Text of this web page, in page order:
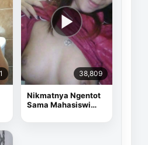
38,809
Nikmatnya Ngentot
Sama Mahasiswi